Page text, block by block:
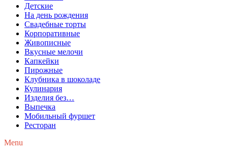
Детские
На день рождения
Свадебные торты
Корпоративные
Живописные
Вкусные мелочи
Капкейки
Пирожные
Клубника в шоколаде
Кулинария
Изделия без…
Выпечка
Мобильный фуршет
Ресторан
Menu